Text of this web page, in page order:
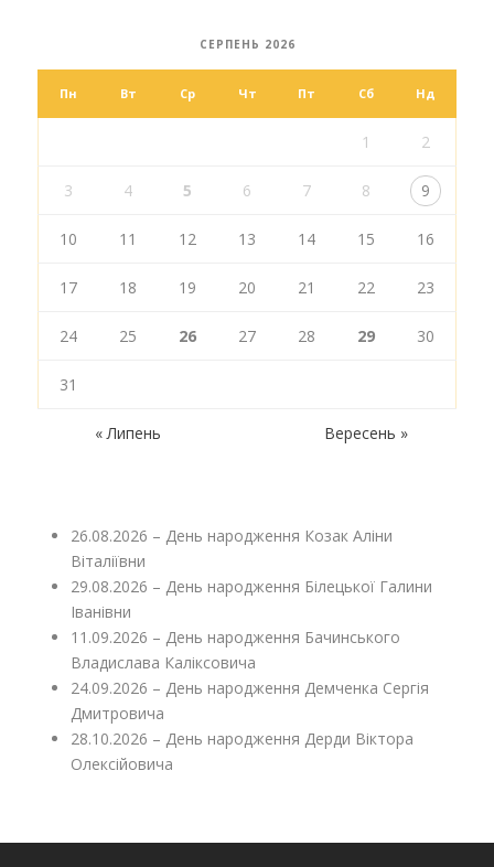
СЕРПЕНЬ 2026
Пн Вт Ср Чт Пт Сб Нд
1 2
3 4 5 6 7 8 9
10 11 12 13 14 15 16
17 18 19 20 21 22 23
24 25 26 27 28 29 30
31
« Липень Вересень »
26.08.2026 – День народження Козак Аліни
Віталіївни
29.08.2026 – День народження Білецької Галини
Іванівни
11.09.2026 – День народження Бачинського
Владислава Каліксовича
24.09.2026 – День народження Демченка Сергія
Дмитровича
28.10.2026 – День народження Дерди Віктора
Олексійовича